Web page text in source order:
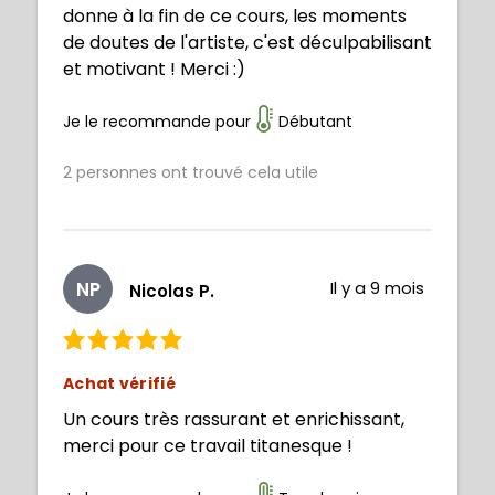
donne à la fin de ce cours, les moments
de doutes de l'artiste, c'est déculpabilisant
et motivant ! Merci :)
Je le recommande pour Débutant
2 personnes ont trouvé cela utile
NP Nicolas P. Il y a 9 mois
Achat vérifié
Un cours très rassurant et enrichissant,
merci pour ce travail titanesque !